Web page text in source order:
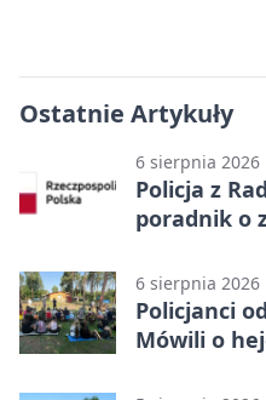
Ostatnie Artykuły
6 sierpnia 2026
Policja z
poradnik o
6 sierpnia 2026
Policjanci
Mówili o